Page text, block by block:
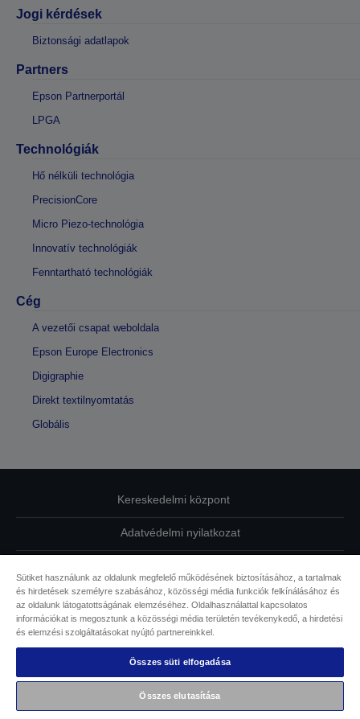
Jogi kérdések
Biztonsági adatlapok
Partners
Epson Partnerportál
LPGA
Technológiák
Hő nélküli technológia
PrecisionCore
Micro Piezo-technológia
Innovatív technológiák
Fenntartható technológiák
Cég
A vezetői csapat weboldala
Epson Europe Electronics
Digigraphie
Direkt textilnyomtatás
Globális
Kereskedelmi központ
Adatvédelmi nyilatkozat
Kapcsolatfelvétel
Sütikkel kapcsolatos információk
Az Epson elkötelezettsége az akadálymentesség mellett
Copyright © 2026 Seiko Epson
Sütiket használunk az oldalunk megfelelő működésének biztosításához, a tartalmak
és hirdetések személyre szabásához, közösségi média funkciók felkínálásához és
az oldalunk látogatottságának elemzéséhez. Oldalhasználattal kapcsolatos
információkat is megosztunk a közösségi média területén tevékenykedő, a hirdetési
és elemzési szolgáltatásokat nyújtó partnereinkkel.
Összes süti elfogadása
Összes elutasítása